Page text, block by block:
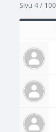
Sivu 4 / 100